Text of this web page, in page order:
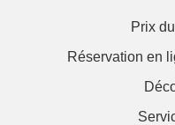
Prix
Réservation en